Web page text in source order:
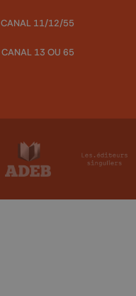
CANAL 11/12/55
CANAL 13 OU 65